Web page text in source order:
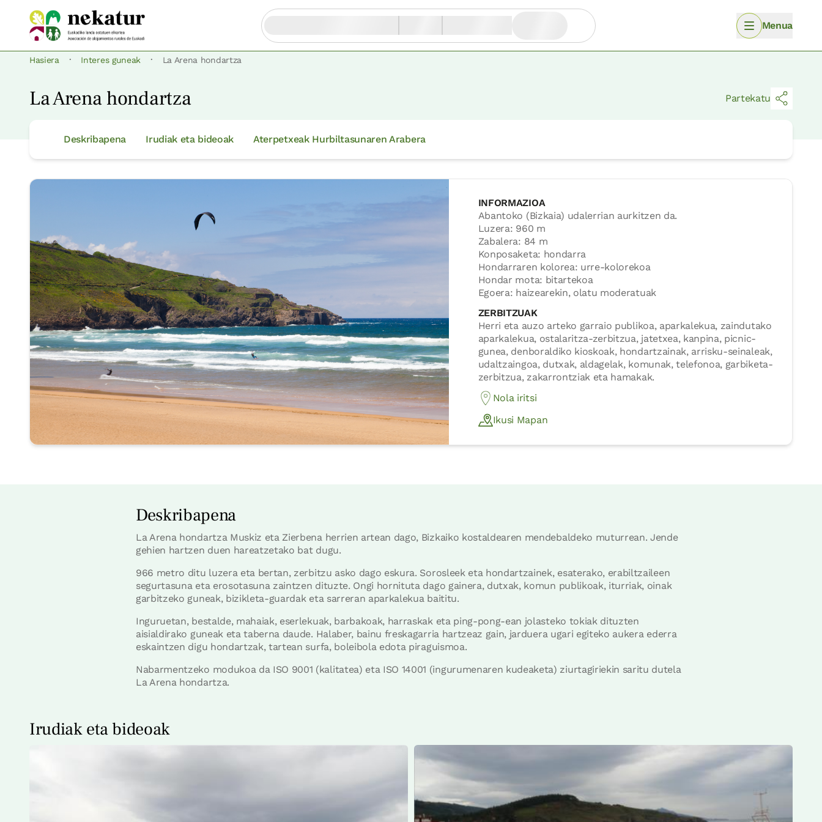
Menua
Hasiera · Interes guneak · La Arena hondartza
La Arena hondartza Partekatu
Deskribapena Irudiak eta bideoak Aterpetxeak Hurbiltasunaren Arabera
INFORMAZIOA
Abantoko (Bizkaia) udalerrian aurkitzen da.
Luzera: 960 m
Zabalera: 84 m
Konposaketa: hondarra
Hondarraren kolorea: urre-kolorekoa
Hondar mota: bitartekoa
Egoera: haizearekin, olatu moderatuak
ZERBITZUAK
Herri eta auzo arteko garraio publikoa, aparkalekua, zaindutako
aparkalekua, ostalaritza-zerbitzua, jatetxea, kanpina, picnic-
gunea, denboraldiko kioskoak, hondartzainak, arrisku-seinaleak,
udaltzaingoa, dutxak, aldagelak, komunak, telefonoa, garbiketa-
zerbitzua, zakarrontziak eta hamakak.
Nola iritsi
Ikusi Mapan
Deskribapena
La Arena hondartza Muskiz eta Zierbena herrien artean dago, Bizkaiko kostaldearen mendebaldeko muturrean. Jende
gehien hartzen duen hareatzetako bat dugu.
966 metro ditu luzera eta bertan, zerbitzu asko dago eskura. Sorosleek eta hondartzainek, esaterako, erabiltzaileen
segurtasuna eta erosotasuna zaintzen dituzte. Ongi hornituta dago gainera, dutxak, komun publikoak, iturriak, oinak
garbitzeko guneak, bizikleta-guardak eta sarreran aparkalekua baititu.
Inguruetan, bestalde, mahaiak, eserlekuak, barbakoak, harraskak eta ping-pong-ean jolasteko tokiak dituzten
aisialdirako guneak eta taberna daude. Halaber, bainu freskagarria hartzeaz gain, jarduera ugari egiteko aukera ederra
eskaintzen digu hondartzak, tartean surfa, boleibola edota piraguismoa.
Nabarmentzeko modukoa da ISO 9001 (kalitatea) eta ISO 14001 (ingurumenaren kudeaketa) ziurtagiriekin saritu dutela
La Arena hondartza.
Irudiak eta bideoak